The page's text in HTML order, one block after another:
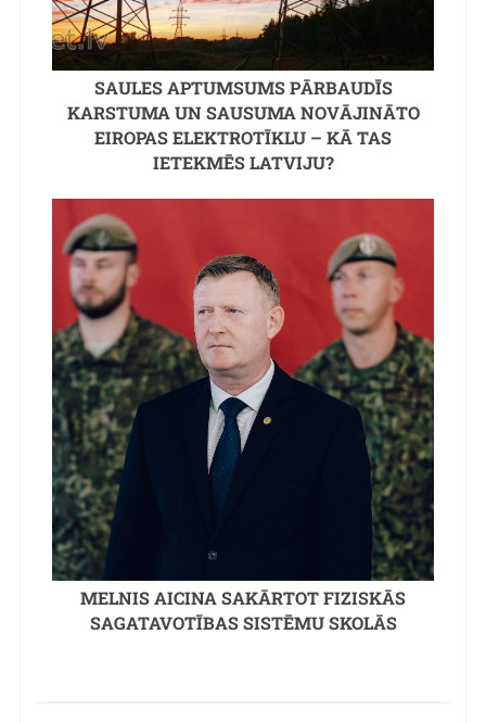
SAULES APTUMSUMS PĀRBAUDĪS
KARSTUMA UN SAUSUMA NOVĀJINĀTO
EIROPAS ELEKTROTĪKLU – KĀ TAS
IETEKMĒS LATVIJU?
MELNIS AICINA SAKĀRTOT FIZISKĀS
SAGATAVOTĪBAS SISTĒMU SKOLĀS